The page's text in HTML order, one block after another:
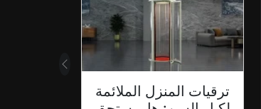
لماذا تختار أفضل
سابق